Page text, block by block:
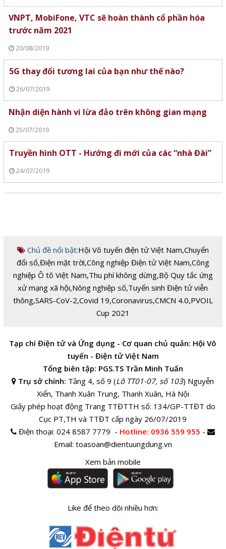
VNPT, MobiFone, VTC sẽ hoàn thành cổ phần hóa
trước năm 2021
20/08/2019
5G thay đổi tương lai của bạn như thế nào?
26/07/2019
Nhận diện hành vi lừa đảo trên không gian mạng
25/07/2019
Truyền hình OTT - Hướng đi mới của các “nhà Đài”
24/07/2019
Chủ đề nổi bật:Hội Vô tuyến điện tử Việt Nam,Chuyển
đổi số,Điện mặt trời,Công nghiệp Điện tử Việt Nam,Công
nghiệp Ô tô Việt Nam,Thu phí không dừng,Bộ Quy tắc ứng
xử mạng xã hội,Nông nghiệp số,Tuyển sinh Điện tử viễn
thông,SARS-CoV-2,Covid 19,Coronavirus,CMCN 4.0,PVOIL
Cup 2021
Tạp chí Điện tử và Ứng dụng - Cơ quan chủ quản: Hội Vô
tuyến - Điện tử Việt Nam
Tổng biên tập: PGS.TS Trần Minh Tuấn
Trụ sở chính: Tầng 4, số 9 (Lô TT01-07, số 103) Nguyễn
Xiển, Thanh Xuân Trung, Thanh Xuân, Hà Nội
Giấy phép hoạt động Trang TTĐTTH số: 134/GP-TTĐT do
Cục PT,TH và TTĐT cấp ngày 26/07/2019
Điện thoại:024 8587 7779 - Hotline: 0936 559 955 -
Email: toasoan@dientuungdung.vn
Xem bản mobile
Like để theo dõi nhiều hơn: